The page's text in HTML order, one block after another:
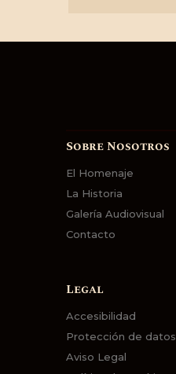
Sobre Nosotros
El Homenaje
La Historia
Galería Audiovisual
Contacto
Legal
Accesibilidad
Protección de datos
Aviso Legal